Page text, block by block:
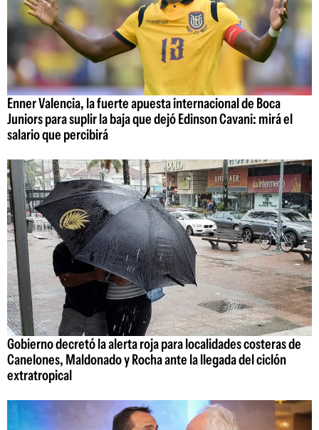
Enner Valencia, la fuerte apuesta internacional de Boca
Juniors para suplir la baja que dejó Edinson Cavani: mirá el
salario que percibirá
Gobierno decretó la alerta roja para localidades costeras de
Canelones, Maldonado y Rocha ante la llegada del ciclón
extratropical